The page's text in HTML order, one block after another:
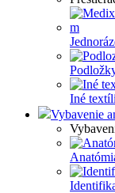
Iné
Vybavenie